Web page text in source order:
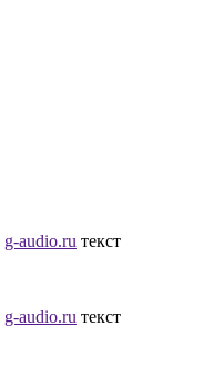
g-audio.ru текст
g-audio.ru текст